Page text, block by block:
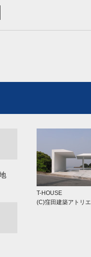
T-HOUSE
(C)窪田建築アトリエ